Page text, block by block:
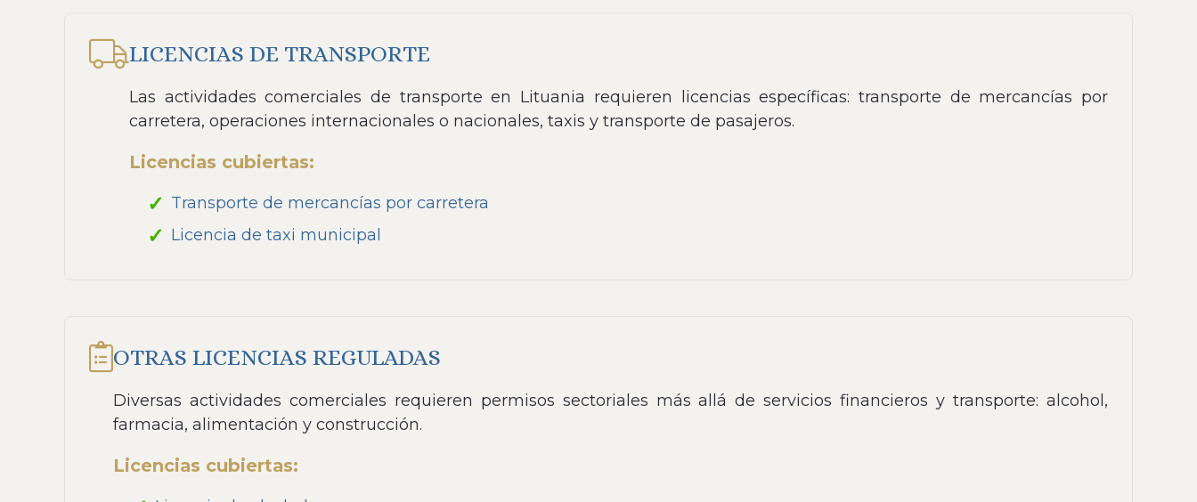
LICENCIAS DE TRANSPORTE
Las actividades comerciales de transporte en Lituania requieren licencias específicas: transporte de mercancías por
carretera, operaciones internacionales o nacionales, taxis y transporte de pasajeros.
Licencias cubiertas:
Transporte de mercancías por carretera
Licencia de taxi municipal
OTRAS LICENCIAS REGULADAS
Diversas actividades comerciales requieren permisos sectoriales más allá de servicios financieros y transporte: alcohol,
farmacia, alimentación y construcción.
Licencias cubiertas: